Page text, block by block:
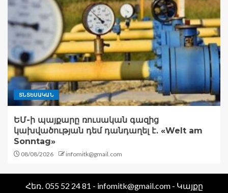
ՏՆՏԵՍԱԿԱՆ
ԵՄ-ի պայքարը ռուսական գազից
կախվածության դեմ դանդաղել է․ «Welt am
Sonntag»
08/08/2026 infomitk@gmail.com
Հեռ․ 055 52 24 81 - infomitk@gmail.com - Կայքը